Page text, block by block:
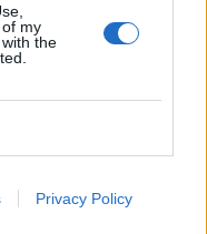
my
the
Privacy Policy